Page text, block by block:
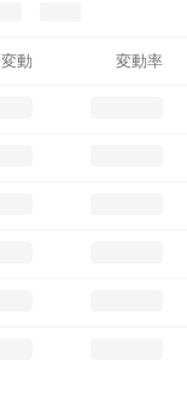
変動 変動率